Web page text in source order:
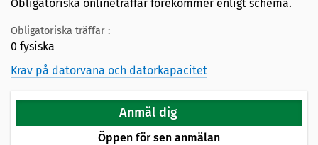
Obligatoriska onlineträffar förekommer enligt schema.
Obligatoriska träffar :
0 fysiska
Krav på datorvana och datorkapacitet
Anmäl dig
Öppen för sen anmälan